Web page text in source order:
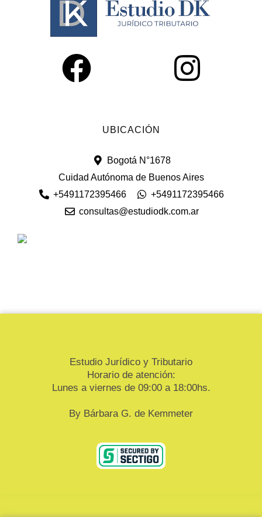
UBICACIÓN
Bogotá N°1678
Cuidad Autónoma de Buenos Aires
+5491172395466
+5491172395466
consultas@estudiodk.com.ar
Estudio Jurídico y Tributario
Horario de atención:
Lunes a viernes de 09:00 a 18:00hs.
By Bárbara G. de Kemmeter